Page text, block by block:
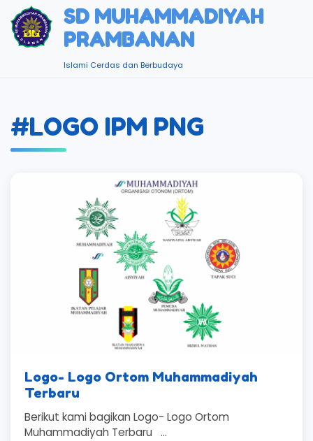
SD MUHAMMADIYAH
PRAMBANAN
Islami Cerdas dan Berbudaya
#LOGO IPM PNG
Logo- Logo Ortom Muhammadiyah
Terbaru
Berikut kami bagikan Logo- Logo Ortom
Muhammadiyah Terbaru ...